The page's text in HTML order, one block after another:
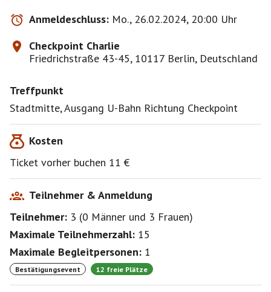
Anmeldeschluss: Mo., 26.02.2024, 20:00 Uhr
Checkpoint Charlie
Friedrichstraße 43-45, 10117 Berlin, Deutschland
Treffpunkt
Stadtmitte, Ausgang U-Bahn Richtung Checkpoint
Kosten
Ticket vorher buchen 11 €
Teilnehmer & Anmeldung
Teilnehmer: 3 (0 Männer und 3 Frauen)
Maximale Teilnehmerzahl: 15
Maximale Begleitpersonen: 1
Bestätigungsevent 12 freie Plätze